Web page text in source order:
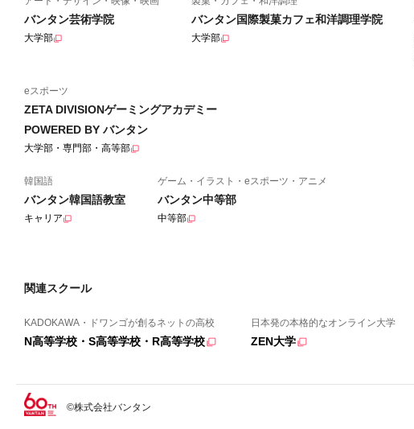
バンタン芸術学院
大学部
バンタン国際製菓カフェ和洋調理学院
大学部
eスポーツ
ZETA DIVISIONゲーミングアカデミー
POWERED BY バンタン
大学部・専門部・高等部
韓国語
バンタン韓国語教室
キャリア
ゲーム・イラスト・eスポーツ・アニメ
バンタン中等部
中等部
関連スクール
KADOKAWA・ドワンゴが創るネットの高校
N高等学校・S高等学校・R高等学校
日本発の本格的なオンライン大学
ZEN大学
©株式会社バンタン